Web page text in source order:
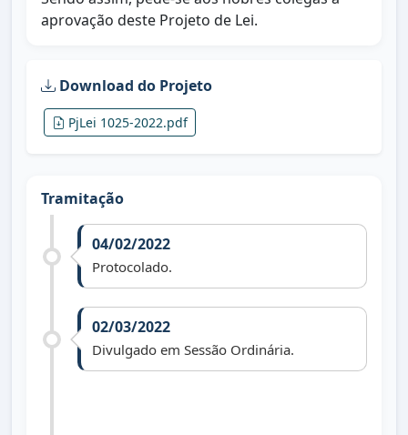
aprovação deste Projeto de Lei.
Download do Projeto
PjLei 1025-2022.pdf
Tramitação
04/02/2022
Protocolado.
02/03/2022
Divulgado em Sessão Ordinária.